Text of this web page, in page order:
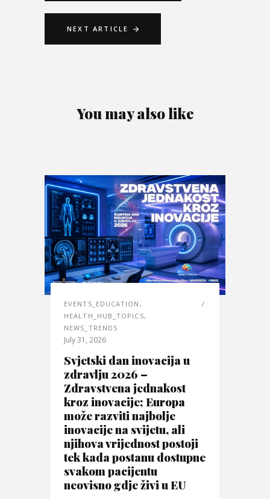
NEXT ARTICLE
You may also like
EVENTS_EDUCATION ,
HEALTH_HUB_TOPICS,
NEWS_TRENDS
July 31, 2026
Svjetski dan inovacija u
zdravlju 2026 –
Zdravstvena jednakost
kroz inovacije; Europa
može razviti najbolje
inovacije na svijetu, ali
njihova vrijednost postoji
tek kada postanu dostupne
svakom pacijentu
neovisno gdje živi u EU